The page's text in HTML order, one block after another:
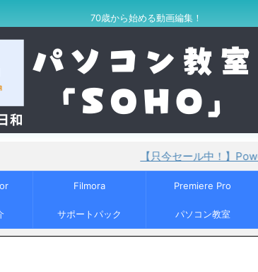
70歳から始める動画編集！
【只今セール中！】
Filmora Premiere Pro
サポートパック パソコン教室